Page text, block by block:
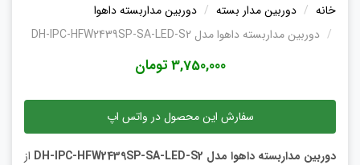
خانه دوربین مدار بسته
دوربین مداربسته داهوا
دوربین مداربسته داهوا مدل DH-IPC-HFW2439SP-SA-LED-S2
3,750,000 تومان
سفارش این محصول در واتس اپ
دوربین مداربسته داهوا مدل DH-IPC-HFW2439SP-SA-LED-S2
از